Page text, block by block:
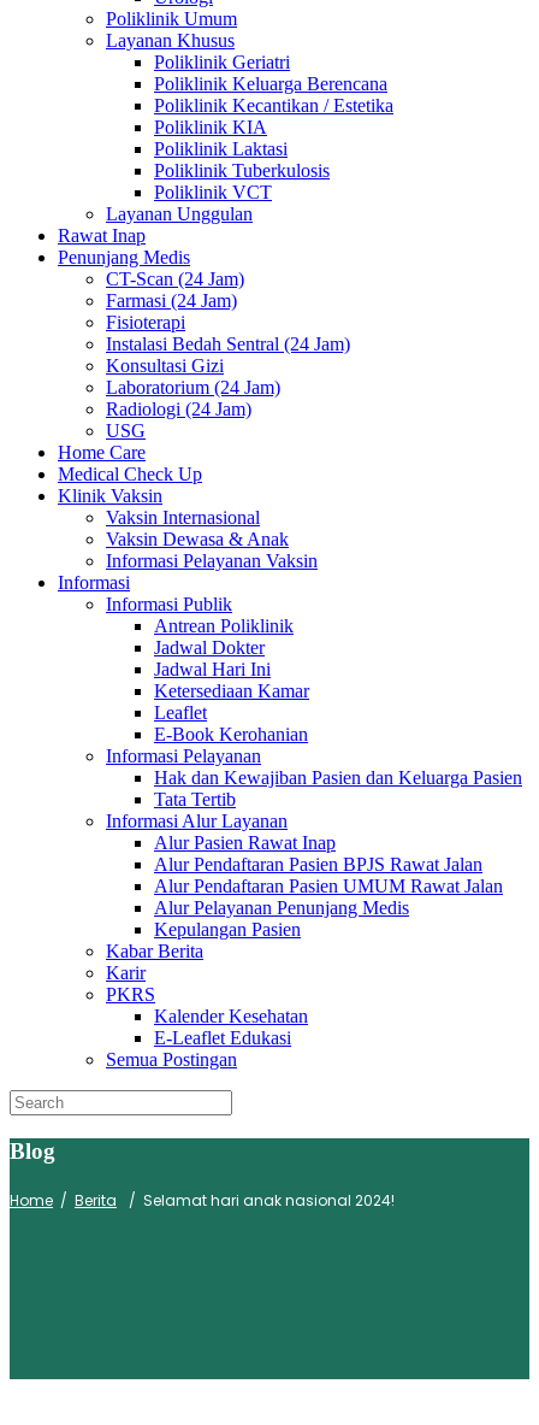
Poliklinik Umum
Layanan Khusus
Poliklinik Geriatri
Poliklinik Keluarga Berencana
Poliklinik Kecantikan / Estetika
Poliklinik KIA
Poliklinik Laktasi
Poliklinik Tuberkulosis
Poliklinik VCT
Layanan Unggulan
Rawat Inap
Penunjang Medis
CT-Scan (24 Jam)
Farmasi (24 Jam)
Fisioterapi
Instalasi Bedah Sentral (24 Jam)
Konsultasi Gizi
Laboratorium (24 Jam)
Radiologi (24 Jam)
USG
Home Care
Medical Check Up
Klinik Vaksin
Vaksin Internasional
Vaksin Dewasa & Anak
Informasi Pelayanan Vaksin
Informasi
Informasi Publik
Antrean Poliklinik
Jadwal Dokter
Jadwal Hari Ini
Ketersediaan Kamar
Leaflet
E-Book Kerohanian
Informasi Pelayanan
Hak dan Kewajiban Pasien dan Keluarga Pasien
Tata Tertib
Informasi Alur Layanan
Alur Pasien Rawat Inap
Alur Pendaftaran Pasien BPJS Rawat Jalan
Alur Pendaftaran Pasien UMUM Rawat Jalan
Alur Pelayanan Penunjang Medis
Kepulangan Pasien
Kabar Berita
Karir
PKRS
Kalender Kesehatan
E-Leaflet Edukasi
Semua Postingan
Blog
Home / Berita / Selamat hari anak nasional 2024!